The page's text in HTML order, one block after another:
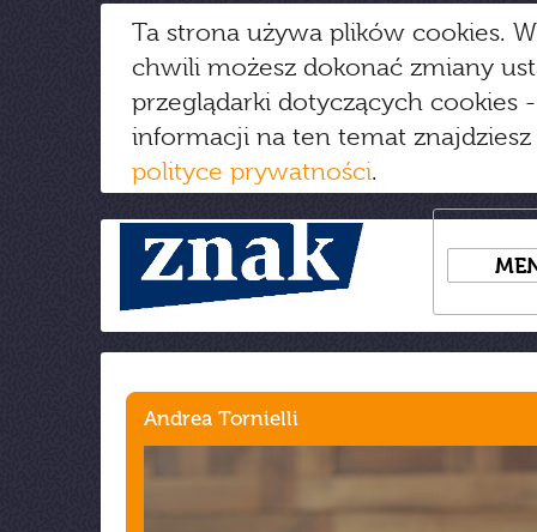
Ta strona używa plików cookies.
chwili możesz dokonać zmiany
przeglądarki dotyczących cookies
informacji na ten temat
polityce prywatności.
Andrea Tornielli